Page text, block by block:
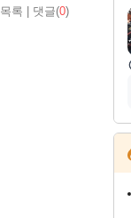
목록 댓글(0)